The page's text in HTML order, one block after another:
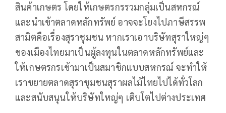
สินค้าเกษตร โดยให้เกษตรกรรวมกลุ่มเป็นสหกรณ์
และนำเข้าตลาดหลักทรัพย์ อาจจะโยงไปภาษีสรรพ
สามิตคือเรื่องสุราชุมชน หากเราเอาบริษัทสุราใหญ่ๆ
ของเมืองไทยมาเป็นผู้ลงทุนในตลาดหลักทรัพย์และ
ให้เกษตรกรเข้ามาเป็นสมาชิกแบบสหกรณ์ จะทำให้
เราขยายตลาดสุราชุมชนสุราผลไม้ไทยไปได้ทั่วโลก
และสนับสนุนให้บริษัทใหญ่ๆ เติบโตไปต่างประเทศ